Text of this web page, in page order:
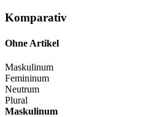
Komparativ
Ohne Artikel
Maskulinum
Femininum
Neutrum
Plural
Maskulinum